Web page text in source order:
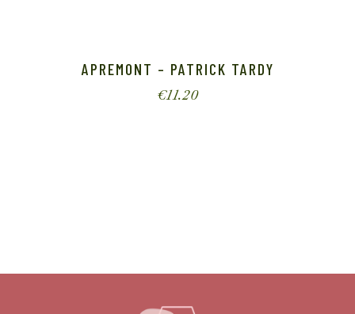
APREMONT – PATRICK TARDY
€11.20